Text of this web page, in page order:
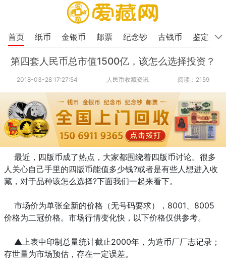
首页 纸币 金银币 邮票 纪念钞 古钱币 鉴定
第四套人民币总市值1500亿，该怎么选择投资？
2018-03-28 17:27:54 人民币收藏资讯 阅读：2159
最近，四版币成了热点，大家都围绕着四版币讨论。很多
人关心自己手里的四版币能值多少钱?或者是有些人想进入收
藏，对于品种该怎么选择?下面我们一起来看下。
市场价为单张全新的价格（无号码要求），8001、8005
价格为二冠价格。市场行情变化快，以下价格仅供参考。
▲上表中印制总量统计截止2000年，为造币厂厂志记录；
存世量为市场预估，存在一定误差。